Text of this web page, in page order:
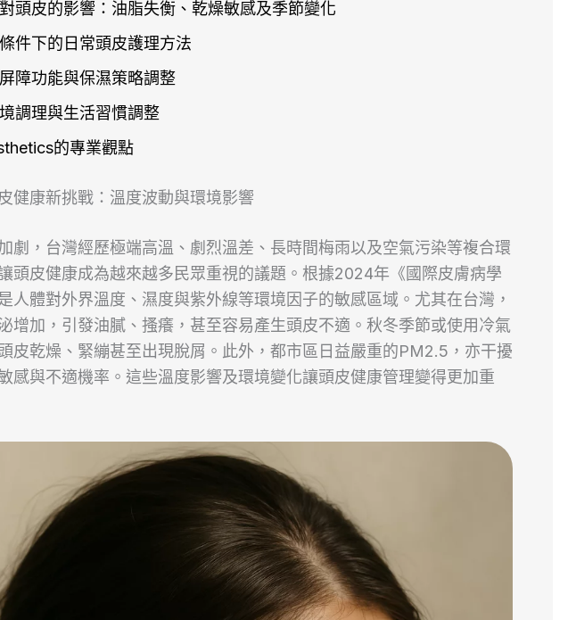
頭皮的影響：油脂失衡、乾燥敏感及季節變化
件下的日常頭皮護理方法
障功能與保濕策略調整
調理與生活習慣調整
的專業觀點
健康新挑戰：溫度波動與環境影響
劇，台灣經歷極端高溫、劇烈溫差、長時間梅雨以及空氣污染等複合環
頭皮健康成為越來越多民眾重視的議題。根據2024年《國際皮膚病學
人體對外界溫度、濕度與紫外線等環境因子的敏感區域。尤其在台灣，
增加，引發油膩、搔癢，甚至容易產生頭皮不適。秋冬季節或使用冷氣
皮乾燥、緊繃甚至出現脫屑。此外，都市區日益嚴重的PM2.5，亦干擾
感與不適機率。這些溫度影響及環境變化讓頭皮健康管理變得更加重